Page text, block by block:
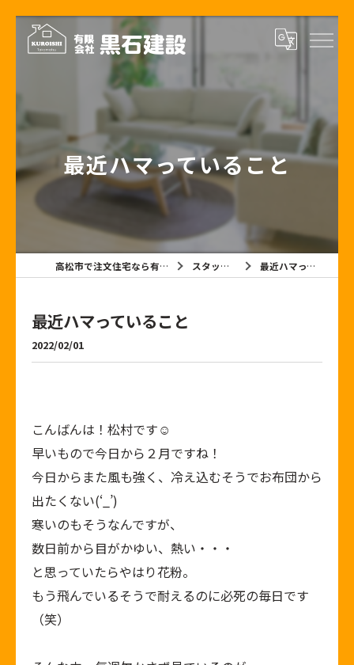
最近ハマっていること
高松市で注文住宅なら有限会社黒石建設 スタッフブログ 最近ハマっていること
最近ハマっていること
2022/02/01
こんばんは！松村です☺
早いもので今日から２月ですね！
今日からまた風も強く、冷え込むそうでお布団から
出たくない(‘_’)
寒いのもそうなんですが、
数日前から目がかゆい、熱い・・・
と思っていたらやはり花粉。
もう飛んでいるそうで耐えるのに必死の毎日です
（笑）